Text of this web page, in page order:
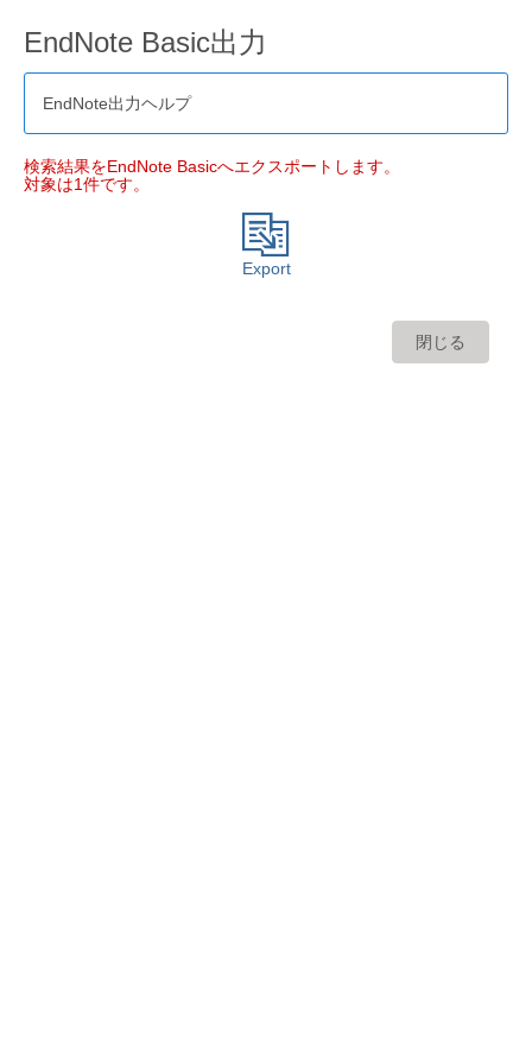
EndNote Basic出力
EndNote出力ヘルプ
検索結果をEndNote Basicへエクスポートします。
対象は1件です。
Export